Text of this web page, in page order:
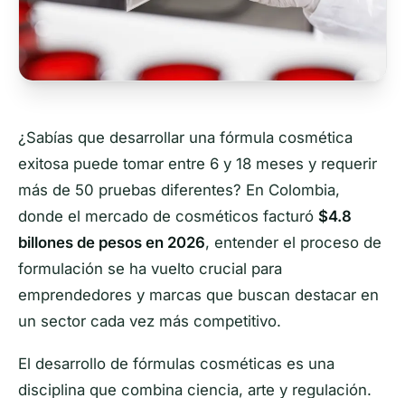
¿Sabías que desarrollar una fórmula cosmética
exitosa puede tomar entre 6 y 18 meses y requerir
más de 50 pruebas diferentes? En Colombia,
donde el mercado de cosméticos facturó $4.8
billones de pesos en 2026, entender el proceso de
formulación se ha vuelto crucial para
emprendedores y marcas que buscan destacar en
un sector cada vez más competitivo.
El desarrollo de fórmulas cosméticas es una
disciplina que combina ciencia, arte y regulación.